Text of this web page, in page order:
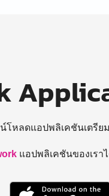
โหลดแอปพลิเคชันเตรีย
แอปพลิเคชันของเรา